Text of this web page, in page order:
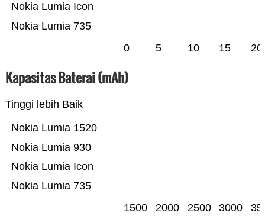
Nokia Lumia 735
Nokia Lumia Icon
0 5 10 15 20
Kapasitas Baterai (mAh)
Tinggi lebih Baik
Nokia Lumia 735
Nokia Lumia Icon
Nokia Lumia 930
Nokia Lumia 1520
1500 2000 2500 3000